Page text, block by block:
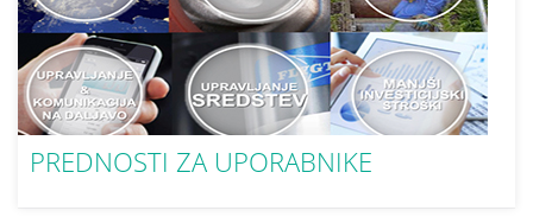
PREDNOSTI ZA UPORABNIKE